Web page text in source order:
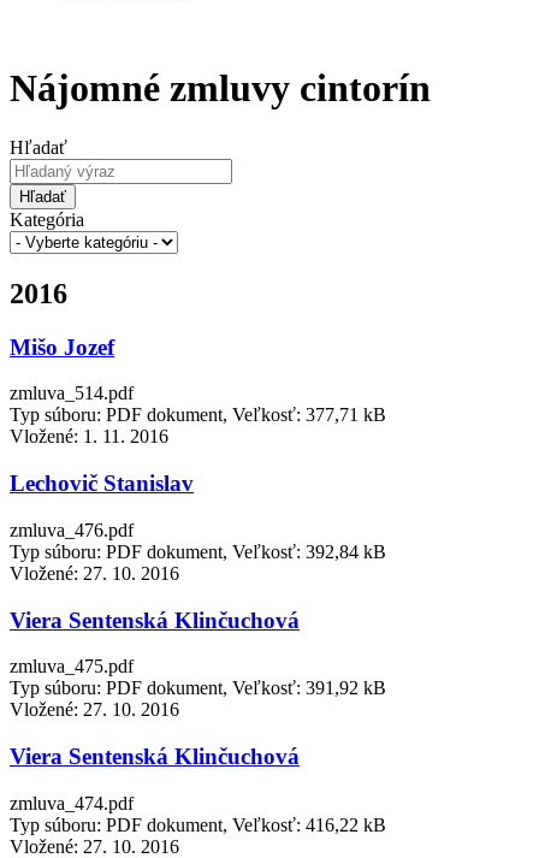
Nájomné zmluvy cintorín
Hľadať
Hľadať
Kategória
2016
Mišo Jozef
zmluva_514.pdf
Typ súboru: PDF dokument, Veľkosť: 377,71 kB
Vložené: 1. 11. 2016
Lechovič Stanislav
zmluva_476.pdf
Typ súboru: PDF dokument, Veľkosť: 392,84 kB
Vložené: 27. 10. 2016
Viera Sentenská Klinčuchová
zmluva_475.pdf
Typ súboru: PDF dokument, Veľkosť: 391,92 kB
Vložené: 27. 10. 2016
Viera Sentenská Klinčuchová
zmluva_474.pdf
Typ súboru: PDF dokument, Veľkosť: 416,22 kB
Vložené: 27. 10. 2016